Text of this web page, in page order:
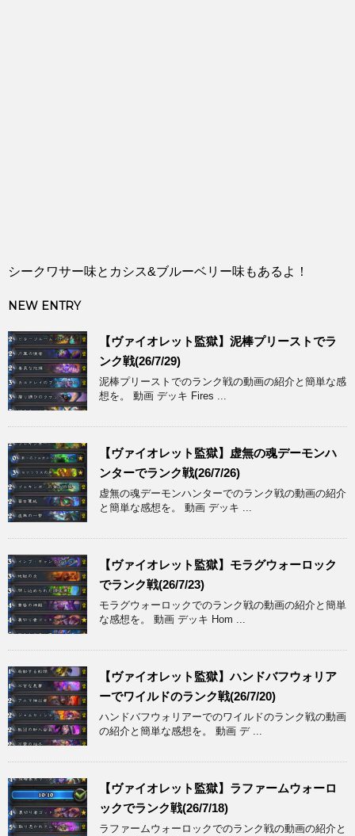
シークワサー味とカシス&ブルーベリー味もあるよ！
NEW ENTRY
【ヴァイオレット監獄】泥棒プリーストでラ
ンク戦(26/7/29)
泥棒プリーストでのランク戦の動画の紹介と簡単な感
想を。 動画 デッキ Fires ...
【ヴァイオレット監獄】虚無の魂デーモンハ
ンターでランク戦(26/7/26)
虚無の魂デーモンハンターでのランク戦の動画の紹介
と簡単な感想を。 動画 デッキ ...
【ヴァイオレット監獄】モラグウォーロック
でランク戦(26/7/23)
モラグウォーロックでのランク戦の動画の紹介と簡単
な感想を。 動画 デッキ Hom ...
【ヴァイオレット監獄】ハンドバフウォリア
ーでワイルドのランク戦(26/7/20)
ハンドバフウォリアーでのワイルドのランク戦の動画
の紹介と簡単な感想を。 動画 デ ...
【ヴァイオレット監獄】ラファームウォーロ
ックでランク戦(26/7/18)
ラファームウォーロックでのランク戦の動画の紹介と